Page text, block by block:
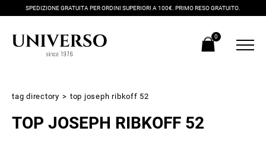
SPEDIZIONE GRATUITA PER ORDINI SUPERIORI A 100€. PRIMO RESO GRATUITO.
0
tag directory > top joseph ribkoff 52
TOP JOSEPH RIBKOFF 52